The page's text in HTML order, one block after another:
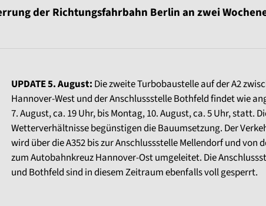
der Richtungsfahrbahn Berlin an zwei
UPDATE 5. August: Die zweite Turbobaustelle auf der A2
Hannover-West und der Anschlussstelle Bothfeld findet wie
7. August, ca. 19 Uhr, bis Montag, 10. August, ca. 5 Uhr, statt.
Wetterverhältnisse begünstigen die Bauumsetzung. Der
wird über die A352 bis zur Anschlussstelle Mellendorf und von
zum Autobahnkreuz Hannover-Ost umgeleitet. Die
und Bothfeld sind in diesem Zeitraum ebenfalls voll gesperrt.